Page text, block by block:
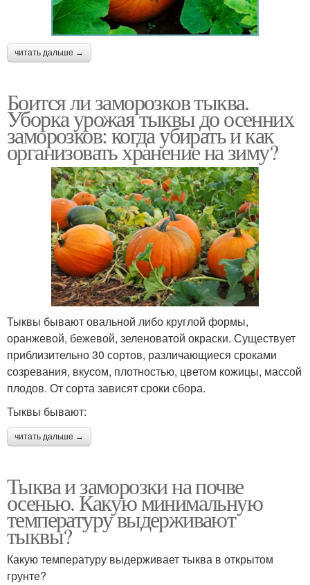
читать дальше →
Боится ли заморозков тыква.
Уборка урожая тыквы до осенних
заморозков: когда убирать и как
организовать хранение на зиму?
Тыквы бывают овальной либо круглой формы,
оранжевой, бежевой, зеленоватой окраски. Существует
приблизительно 30 сортов, различающиеся сроками
созревания, вкусом, плотностью, цветом кожицы, массой
плодов. От сорта зависят сроки сбора.
Тыквы бывают:
читать дальше →
Тыква и заморозки на почве
осенью. Какую минимальную
температуру выдерживают
тыквы?
Какую температуру выдерживает тыква в открытом
грунте?